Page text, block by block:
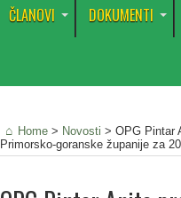
ČLANOVI DOKUMENTI
Home > Novosti > OPG Pintar
Primorsko-goranske županije za